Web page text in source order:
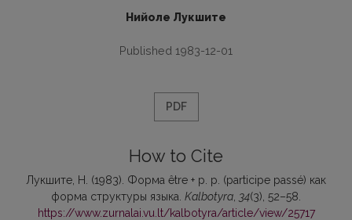
Нийоле Лукшите
Published 1983-12-01
PDF
How to Cite
Лукшите, Н. (1983). Форма être + р. р. (participe passé) как
форма cтpуктуры языка. Kalbotyra 34(3), 52–58.
https://www.zurnalai.vu.lt/kalbotyra/article/view/25717